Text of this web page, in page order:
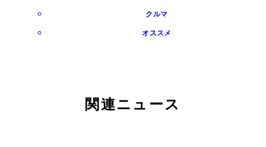
クルマ
オススメ
関連ニュース